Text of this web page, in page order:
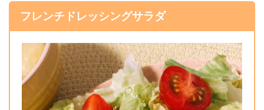
フレンチドレッシングサラダ